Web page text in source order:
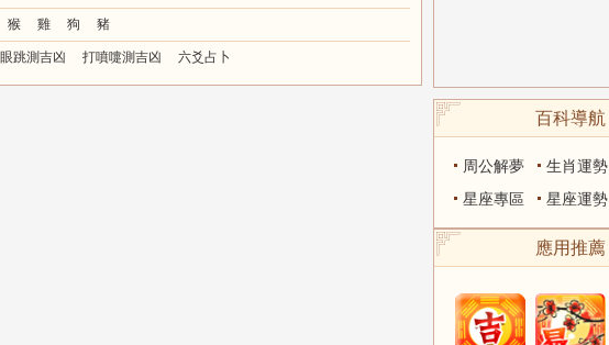
猴 雞 狗 豬
眼跳測吉凶 打噴嚏測吉凶 六爻占卜
百科導航
周公解夢 生肖運勢
星座專區
星座運勢
應用推薦